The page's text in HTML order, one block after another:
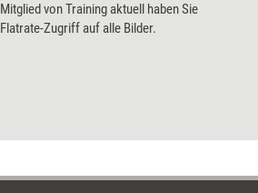
Mitglied von Training aktuell haben Sie
Flatrate-Zugriff auf alle Bilder.